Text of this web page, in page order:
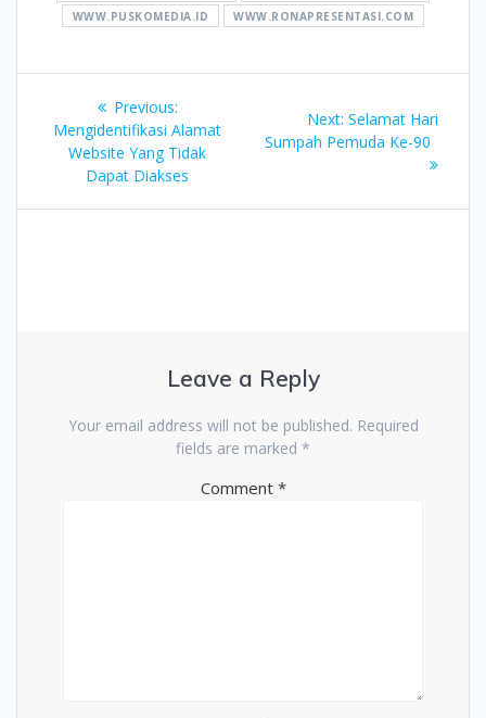
WWW.PUSKOMEDIA.ID
WWW.RONAPRESENTASI.COM
navigation
Previous:Previous
post:
Mengidentifikasi Alamat
Website Yang Tidak
Dapat Diakses
Next: Next
post:
Selamat Hari
Sumpah Pemuda Ke-90
Leave a Reply
Your email address will not be published. Required
fields are marked *
Comment *